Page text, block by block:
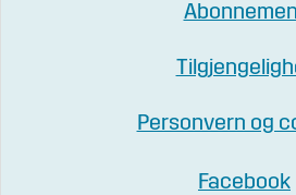
Personvern og
Facebook